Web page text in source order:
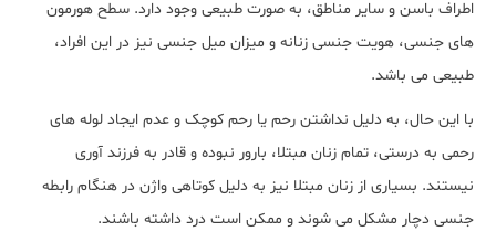
اطراف باسن و سایر مناطق، به صورت طبیعی وجود دارد. سطح هورمون
های جنسی، هویت جنسی زنانه و میزان میل جنسی نیز در این افراد،
طبیعی می باشد.
با این حال، به دلیل نداشتن رحم یا رحم کوچک و عدم ایجاد لوله های
رحمی به درستی، تمام زنان مبتلا، بارور نبوده و قادر به فرزند آوری
نیستند. بسیاری از زنان مبتلا نیز به دلیل کوتاهی واژن در هنگام رابطه
جنسی دچار مشکل می شوند و ممکن است درد داشته باشند.